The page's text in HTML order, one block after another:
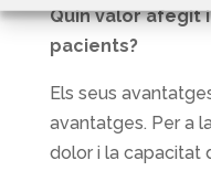
Quin valor afegit
pacients?
Els seus
avantatges. Per a
dolor i la capacitat